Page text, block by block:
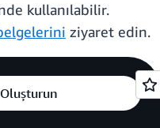
kullanılabilir.
ziyaret edin.
Oluşturun